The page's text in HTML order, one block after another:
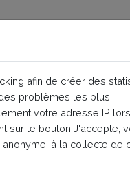
ma
la partie "Gestion
et pour
afin de créer des
problèmes les plus
votre adresse IP
sur le bouton J'accepte,
à la collecte de